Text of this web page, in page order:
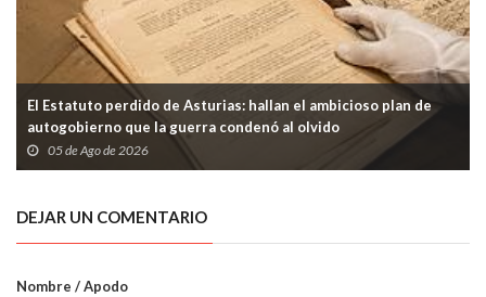
El Estatuto perdido de Asturias: hallan el ambicioso plan de
autogobierno que la guerra condenó al olvido
05 de Ago de 2026
DEJAR UN COMENTARIO
Nombre / Apodo